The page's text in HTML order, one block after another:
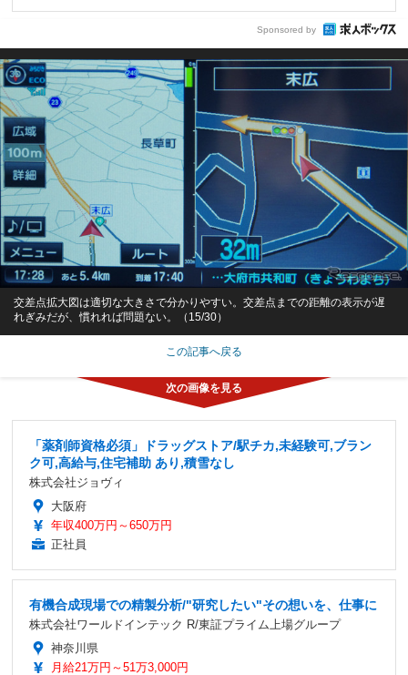
Sponsored by
交差点拡大図は適切な大きさで分かりやすい。交差点までの距離の表示が遅
れぎみだが、慣れれば問題ない。（15/30）
この記事へ戻る
「薬剤師資格必須」ドラッグストア/駅チカ,未経験可,ブラン
ク可,高給与,住宅補助 あり,積雪なし
株式会社ジョヴィ
大阪府
年収400万円～650万円
正社員
有機合成現場での精製分析/"研究したい"その想いを、仕事に
株式会社ワールドインテック R/東証プライム上場グループ
神奈川県
月給21万円～51万3,000円